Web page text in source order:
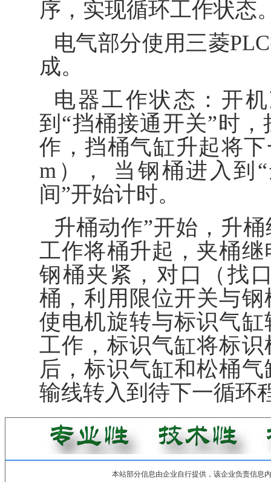
序，实现循环工作状态
电气部分使用三菱
成。
电器工作状态：开
到“挡桶接通开关”时
作，挡桶气缸升起将
m）， 当钢桶进入到
间”开始计时。
升桶动作”开始，升
工作将桶升起，夹桶
钢桶夹紧，对口（找
桶，利用限位开关与
使电机旋转与标识气
工作，标识气缸将标
后，标识气缸和松桶
输线转入到待下一循环
本站部分信息由企业自行提供，该企业负责信息